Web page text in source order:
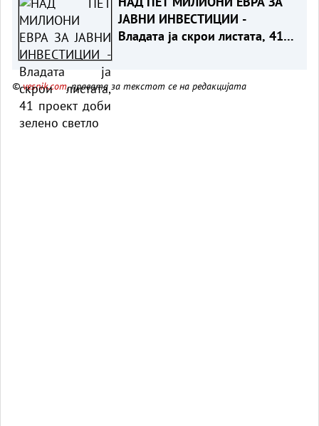
ЈАВНИ ИНВЕСТИЦИИ -
Владата ја скрои листата, 41
©vesnik.com, правата за текстот се на редакцијата